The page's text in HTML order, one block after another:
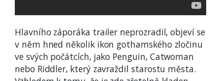
Hlavního záporáka trailer neprozradil, objeví se
v něm hned několik ikon gothamského zločinu
ve svých počátcích, jako Penguin, Catwoman
nebo Riddler, který zavraždil starostu města.